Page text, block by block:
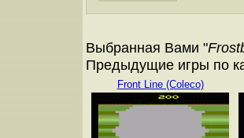
Выбранная Вами "
Предыдущие игры по
Front Line (Coleco)